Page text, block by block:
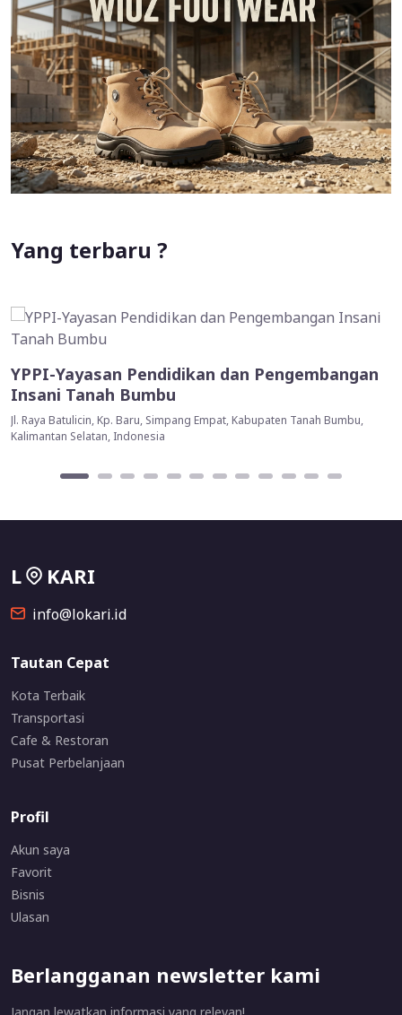
Yang terbaru ?
YPPI-Yayasan Pendidikan dan Pengembangan
Insani Tanah Bumbu
Jl. Raya Batulicin, Kp. Baru, Simpang Empat, Kabupaten Tanah Bumbu,
Kalimantan Selatan, Indonesia
L KARI
info@lokari.id
Tautan Cepat
Kota Terbaik
Transportasi
Cafe & Restoran
Pusat Perbelanjaan
Profil
Akun saya
Favorit
Bisnis
Ulasan
Berlangganan newsletter kami